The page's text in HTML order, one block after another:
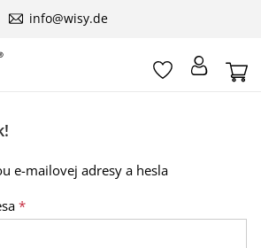
info@wisy.de
e-mailovej adresy a hesla
*